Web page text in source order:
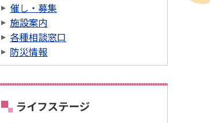
催し・募集
施設案内
各種相談窓口
防災情報
ライフステージ